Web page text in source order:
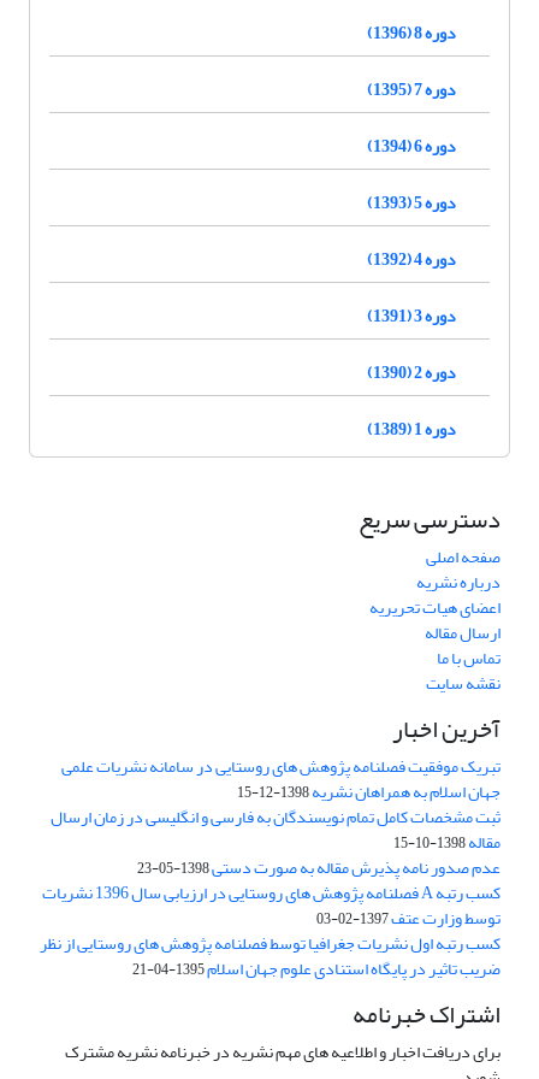
دوره 8 (1396)
دوره 7 (1395)
دوره 6 (1394)
دوره 5 (1393)
دوره 4 (1392)
دوره 3 (1391)
دوره 2 (1390)
دوره 1 (1389)
دسترسی سریع
صفحه اصلی
درباره نشریه
اعضای هیات تحریریه
ارسال مقاله
تماس با ما
نقشه سایت
آخرین اخبار
تبریک موفقیت فصلنامه پژوهش های روستایی در سامانه نشریات علمی
جهان اسلام به همراهان نشریه1398-12-15
ثبت مشخصات کامل تمام نویسندگان به فارسی و انگلیسی در زمان ارسال
مقاله1398-10-15
عدم صدور نامه پذیرش مقاله به صورت دستی1398-05-23
کسب رتبه A فصلنامه پژوهش های روستایی در ارزیابی سال 1396 نشریات
توسط وزارت عتف1397-02-03
کسب رتبه اول نشریات جغرافیا توسط فصلنامه پژوهش های روستایی از نظر
ضریب تاثیر در پایگاه استنادی علوم جهان اسلام1395-04-21
اشتراک خبرنامه
برای دریافت اخبار و اطلاعیه های مهم نشریه در خبرنامه نشریه مشترک